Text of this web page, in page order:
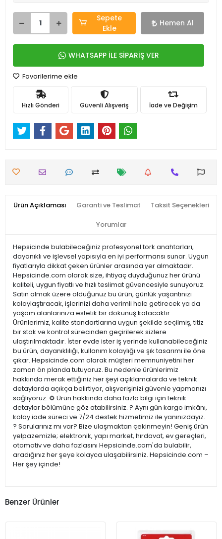
Sepete
Ekle
Hemen Al
WHATSAPP İLE SİPARİŞ VER
Favorilerime ekle
Hızlı Gönderi Güvenli Alışveriş İade ve Değişim
Ürün Açıklaması Garanti ve Teslimat Taksit Seçenekleri
Yorumlar
Hepsicinde bulabileceğiniz profesyonel tork anahtarları,
dayanıklı ve işlevsel yapısıyla en iyi performansı sunar. Uygun
fiyatlarıyla dikkat çeken ürünler arasında yer almaktadır.
Hepsicinde.com olarak size, ihtiyaç duyduğunuz her ürünü
kaliteli, uygun fiyatlı ve hızlı teslimat güvencesiyle sunuyoruz.
Satın almak üzere olduğunuz bu ürün, günlük yaşantınızı
kolaylaştıracak, işlerinizi daha verimli hale getirecek ya da
yaşam alanlarınıza estetik bir dokunuş katacaktır.
Ürünlerimiz, kalite standartlarına uygun şekilde seçilmiş, titiz
bir stok ve kontrol sürecinden geçirilerek sizlere
ulaştırılmaktadır. İster evde ister iş yerinde kullanabileceğiniz
bu ürün, dayanıklılığı, kullanım kolaylığı ve şık tasarımı ile öne
çıkar. Hepsicinde.com olarak müşteri memnuniyetini her
zaman ön planda tutuyoruz. Bu nedenle ürünlerimiz
hakkında merak ettiğiniz her şeyi açıklamalarda ve teknik
detaylarda açıkça belirtiyor, alışverişinizi güvenle yapmanızı
sağlıyoruz. ⚙️ Ürün hakkında daha fazla bilgi için teknik
detaylar bölümüne göz atabilirsiniz. ? Aynı gün kargo imkânı,
kolay iade süreci ve 7/24 destek hizmetimiz ile yanınızdayız.
? Sorularınız mı var? Bize ulaşmaktan çekinmeyin! Geniş ürün
yelpazemizle; elektronik, yapı market, hırdavat, ev gereçleri,
otomotiv ve daha fazlasını Hepsicinde.com'da bulabilir,
aradığınız her şeye kolayca ulaşabilirsiniz. Hepsicinde.com –
Her şey içinde!
Benzer Ürünler